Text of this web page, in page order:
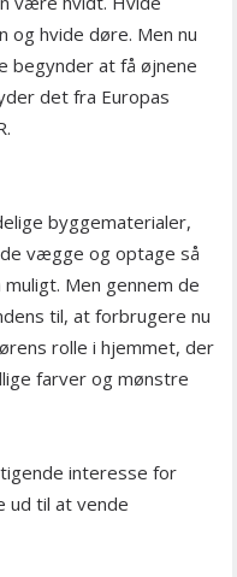
og hvide døre. Men nu
begynder at få øjnene
det fra Europas
byggematerialer,
vægge og optage så
Men gennem de
til, at forbrugere nu
rolle i hjemmet, der
farver og mønstre
interesse for
ud til at vende